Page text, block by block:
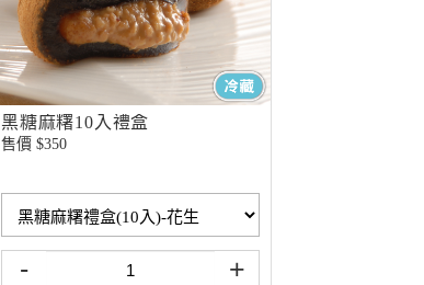
黑糖麻糬10入禮盒
售價 $350
- +